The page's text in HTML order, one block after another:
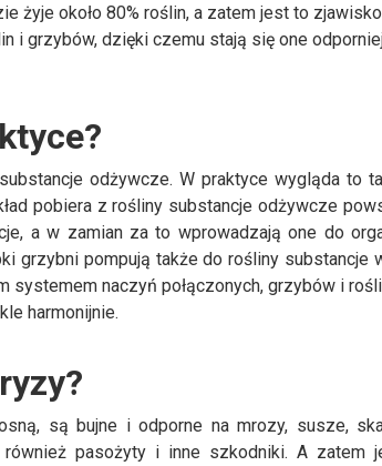
żyje około 80% roślin, a zatem jest to
i grzybów, dzięki czemu stają się one
odżywcze. W praktyce wygląda to
pobiera z rośliny substancje odżywcze
a w zamian za to wprowadzają one do
grzybni pompują także do rośliny substancje
naczyń połączonych, grzybów i
harmonijnie.
są bujne i odporne na mrozy, susze,
pasożyty i inne szkodniki. A zatem